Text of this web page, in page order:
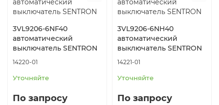
3VL9206-6NF40
автоматический
выключатель SENTRON
14220-01
Уточняйте
По запросу
3VL9206-6NH40
автоматический
выключатель SENTRON
14221-01
Уточняйте
По запросу